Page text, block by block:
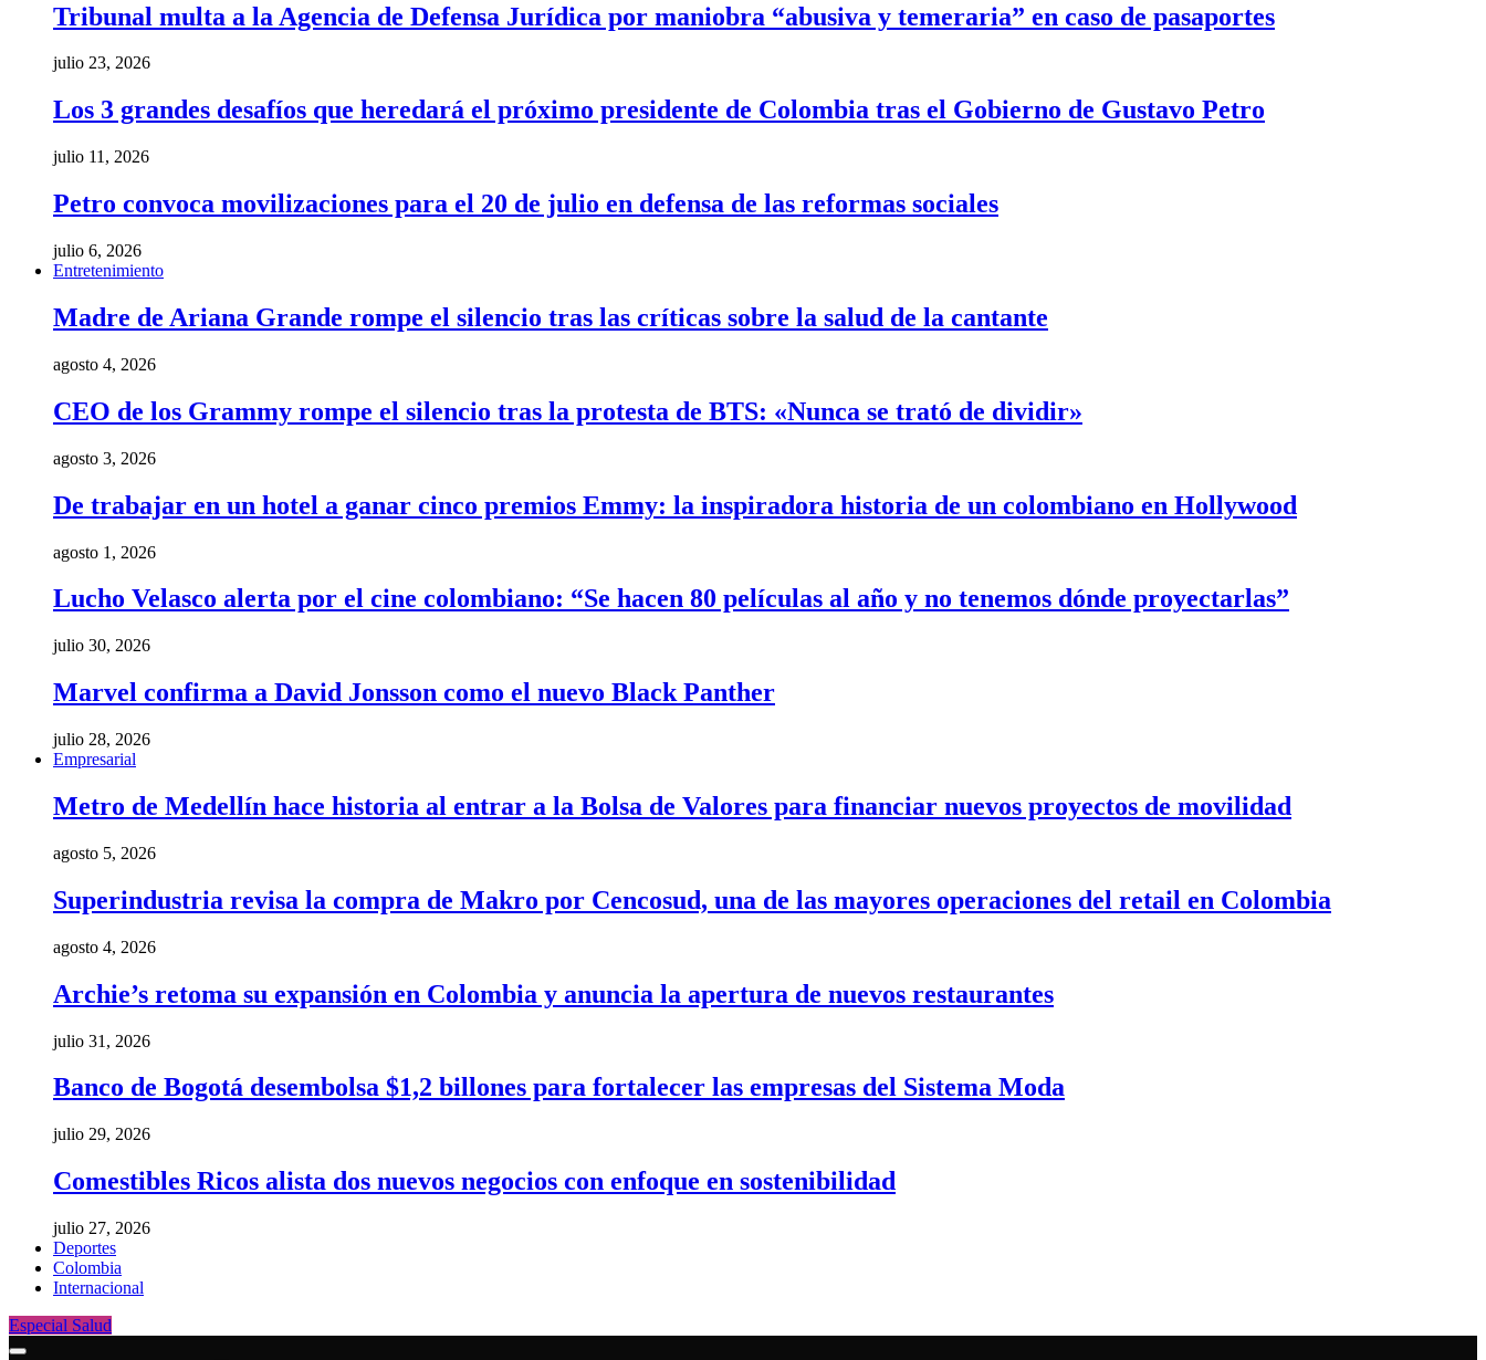
Tribunal multa a la Agencia de Defensa Jurídica por maniobra “abusiva y temeraria” en caso de pasaportes
julio 23, 2026
Los 3 grandes desafíos que heredará el próximo presidente de Colombia tras el Gobierno de Gustavo Petro
julio 11, 2026
Petro convoca movilizaciones para el 20 de julio en defensa de las reformas sociales
julio 6, 2026
Entretenimiento
Madre de Ariana Grande rompe el silencio tras las críticas sobre la salud de la cantante
agosto 4, 2026
CEO de los Grammy rompe el silencio tras la protesta de BTS: «Nunca se trató de dividir»
agosto 3, 2026
De trabajar en un hotel a ganar cinco premios Emmy: la inspiradora historia de un colombiano en Hollywood
agosto 1, 2026
Lucho Velasco alerta por el cine colombiano: “Se hacen 80 películas al año y no tenemos dónde proyectarlas”
julio 30, 2026
Marvel confirma a David Jonsson como el nuevo Black Panther
julio 28, 2026
Empresarial
Metro de Medellín hace historia al entrar a la Bolsa de Valores para financiar nuevos proyectos de movilidad
agosto 5, 2026
Superindustria revisa la compra de Makro por Cencosud, una de las mayores operaciones del retail en Colombia
agosto 4, 2026
Archie’s retoma su expansión en Colombia y anuncia la apertura de nuevos restaurantes
julio 31, 2026
Banco de Bogotá desembolsa $1,2 billones para fortalecer las empresas del Sistema Moda
julio 29, 2026
Comestibles Ricos alista dos nuevos negocios con enfoque en sostenibilidad
julio 27, 2026
Deportes
Colombia
Internacional
Especial Salud